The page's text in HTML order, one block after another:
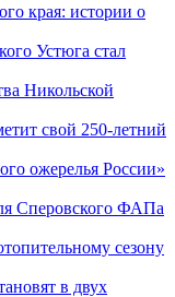
края: истории о
Устюга стал
Никольской
свой 250-летний
ожерелья России»
Сперовского ФАПа
сезону
в двух